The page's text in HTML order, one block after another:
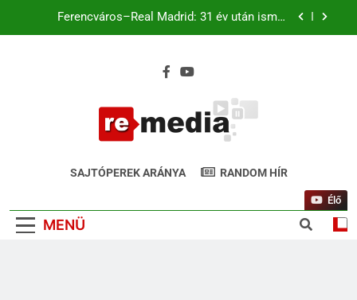
Ferencváros–Real Madrid: 31 év után ismét
chicagói edzésén? A szurkolók kiszúrták a vicces
pillanatot (+Video)
Kerkez a kezdőben. Match4 TV élőben 22:00-tól
Ferencváros–Real Madrid: 31 év után ismét
Budapesten a királyi gárda
chicagói edzésén? A szurkolók kiszúrták a vicces
ReMedia.hu
Gyógyír Az Egyoldalúságra
SAJTÓPEREK ARÁNYA RANDOM HÍR
MENÜ
Élő